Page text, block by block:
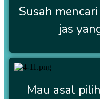
Susah
jas
Mau asal